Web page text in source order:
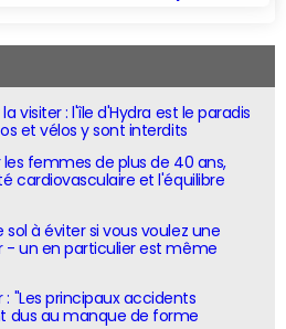
visiter : l'île d'Hydra est le paradis
et vélos y sont interdits
les femmes de plus de 40 ans,
cardiovasculaire et l'équilibre
à éviter si vous voulez une
- un en particulier est même
"Les principaux accidents
dus au manque de forme